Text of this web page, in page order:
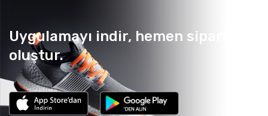
Uygulamayı indir, hemen sipariş
oluştur.